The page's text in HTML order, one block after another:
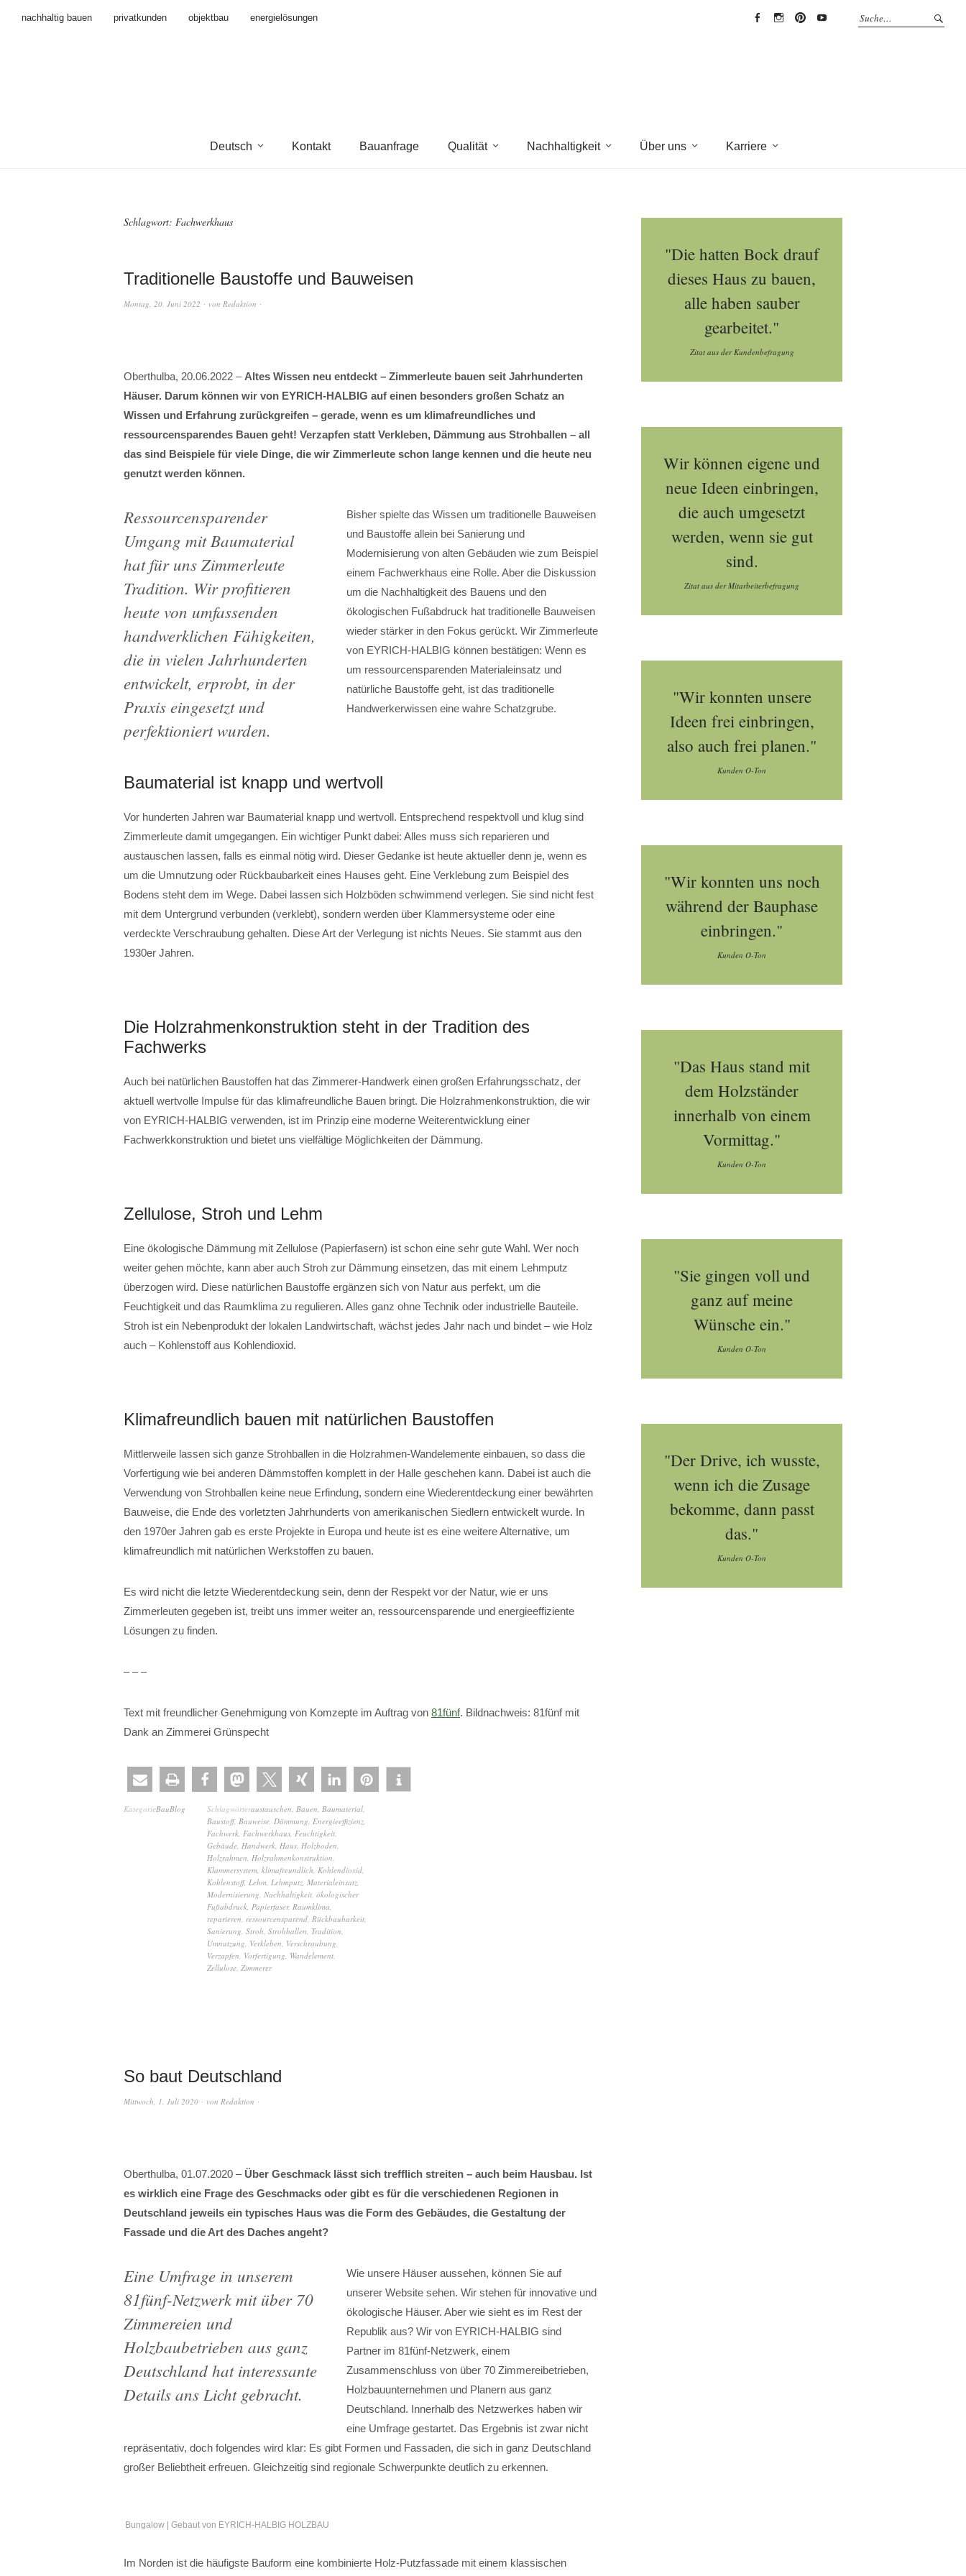
nachhaltig bauen privatkunden objektbau
energielösungen
Deutsch Kontakt Bauanfrage Qualität Nachhaltigkeit Über uns Karriere
Schlagwort: Fachwerkhaus
Traditionelle Baustoffe und Bauweisen
Montag, 20. Juni 2022 von Redaktion
Oberthulba, 20.06.2022 – Altes Wissen neu entdeckt – Zimmerleute bauen seit Jahrhunderten
Häuser. Darum können wir von EYRICH-HALBIG auf einen besonders großen Schatz an
Wissen und Erfahrung zurückgreifen – gerade, wenn es um klimafreundliches und
ressourcensparendes Bauen geht! Verzapfen statt Verkleben, Dämmung aus Strohballen – all
das sind Beispiele für viele Dinge, die wir Zimmerleute schon lange kennen und die heute neu
genutzt werden können.
Ressourcensparender
Umgang mit Baumaterial
hat für uns Zimmerleute
Tradition. Wir profitieren
heute von umfassenden
handwerklichen Fähigkeiten,
die in vielen Jahrhunderten
entwickelt, erprobt, in der
Praxis eingesetzt und
perfektioniert wurden.
Bisher spielte das Wissen um traditionelle Bauweisen
und Baustoffe allein bei Sanierung und
Modernisierung von alten Gebäuden wie zum Beispiel
einem Fachwerkhaus eine Rolle. Aber die Diskussion
um die Nachhaltigkeit des Bauens und den
ökologischen Fußabdruck hat traditionelle Bauweisen
wieder stärker in den Fokus gerückt. Wir Zimmerleute
von EYRICH-HALBIG können bestätigen: Wenn es
um ressourcensparenden Materialeinsatz und
natürliche Baustoffe geht, ist das traditionelle
Handwerkerwissen eine wahre Schatzgrube.
Baumaterial ist knapp und wertvoll
Vor hunderten Jahren war Baumaterial knapp und wertvoll. Entsprechend respektvoll und klug sind
Zimmerleute damit umgegangen. Ein wichtiger Punkt dabei: Alles muss sich reparieren und
austauschen lassen, falls es einmal nötig wird. Dieser Gedanke ist heute aktueller denn je, wenn es
um die Umnutzung oder Rückbaubarkeit eines Hauses geht. Eine Verklebung zum Beispiel des
Bodens steht dem im Wege. Dabei lassen sich Holzböden schwimmend verlegen. Sie sind nicht fest
mit dem Untergrund verbunden (verklebt), sondern werden über Klammersysteme oder eine
verdeckte Verschraubung gehalten. Diese Art der Verlegung ist nichts Neues. Sie stammt aus den
1930er Jahren.
Die Holzrahmenkonstruktion steht in der Tradition des
Fachwerks
Auch bei natürlichen Baustoffen hat das Zimmerer-Handwerk einen großen Erfahrungsschatz, der
aktuell wertvolle Impulse für das klimafreundliche Bauen bringt. Die Holzrahmenkonstruktion, die wir
von EYRICH-HALBIG verwenden, ist im Prinzip eine moderne Weiterentwicklung einer
Fachwerkkonstruktion und bietet uns vielfältige Möglichkeiten der Dämmung.
Zellulose, Stroh und Lehm
Eine ökologische Dämmung mit Zellulose (Papierfasern) ist schon eine sehr gute Wahl. Wer noch
weiter gehen möchte, kann aber auch Stroh zur Dämmung einsetzen, das mit einem Lehmputz
überzogen wird. Diese natürlichen Baustoffe ergänzen sich von Natur aus perfekt, um die
Feuchtigkeit und das Raumklima zu regulieren. Alles ganz ohne Technik oder industrielle Bauteile.
Stroh ist ein Nebenprodukt der lokalen Landwirtschaft, wächst jedes Jahr nach und bindet – wie Holz
auch – Kohlenstoff aus Kohlendioxid.
Klimafreundlich bauen mit natürlichen Baustoffen
Mittlerweile lassen sich ganze Strohballen in die Holzrahmen-Wandelemente einbauen, so dass die
Vorfertigung wie bei anderen Dämmstoffen komplett in der Halle geschehen kann. Dabei ist auch die
Verwendung von Strohballen keine neue Erfindung, sondern eine Wiederentdeckung einer bewährten
Bauweise, die Ende des vorletzten Jahrhunderts von amerikanischen Siedlern entwickelt wurde. In
den 1970er Jahren gab es erste Projekte in Europa und heute ist es eine weitere Alternative, um
klimafreundlich mit natürlichen Werkstoffen zu bauen.
Es wird nicht die letzte Wiederentdeckung sein, denn der Respekt vor der Natur, wie er uns
Zimmerleuten gegeben ist, treibt uns immer weiter an, ressourcensparende und energieeffiziente
Lösungen zu finden.
– – –
Text mit freundlicher Genehmigung von Komzepte im Auftrag von 81fünf. Bildnachweis: 81fünf mit
Dank an Zimmerei Grünspecht
KategorieBauBlog Schlagwörteraustauschen Bauen Baumaterial
Baustoff, Bauweise Dämmung Energieeffizienz
Fachwerk Fachwerkhaus Feuchtigkeit
Gebäude Handwerk Haus Holzboden
Holzrahmen Holzrahmenkonstruktion
Klammersystem klimafreundlich Kohlendioxid
Kohlenstoff, Lehm Lehmputz Materialeinsatz
Modernisierung Nachhaltigkeit ökologischer
Fußabdruck Papierfaser, Raumklima
reparieren ressourcensparend Rückbaubarkeit
Sanierung Stroh Strohballen Tradition
Umnutzung Verkleben Verschraubung
Verzapfen Vorfertigung Wandelement
Zellulose Zimmerer
So baut Deutschland
Mittwoch, 1. Juli 2020 von Redaktion
Oberthulba, 01.07.2020 – Über Geschmack lässt sich trefflich streiten – auch beim Hausbau. Ist
es wirklich eine Frage des Geschmacks oder gibt es für die verschiedenen Regionen in
Deutschland jeweils ein typisches Haus was die Form des Gebäudes, die Gestaltung der
Fassade und die Art des Daches angeht?
Eine Umfrage in unserem
81fünf-Netzwerk mit über 70
Zimmereien und
Holzbaubetrieben aus ganz
Deutschland hat interessante
Details ans Licht gebracht.
Wie unsere Häuser aussehen, können Sie auf
unserer Website sehen. Wir stehen für innovative und
ökologische Häuser. Aber wie sieht es im Rest der
Republik aus? Wir von EYRICH-HALBIG sind
Partner im 81fünf-Netzwerk, einem
Zusammenschluss von über 70 Zimmereibetrieben,
Holzbauunternehmen und Planern aus ganz
Deutschland. Innerhalb des Netzwerkes haben wir
eine Umfrage gestartet. Das Ergebnis ist zwar nicht
repräsentativ, doch folgendes wird klar: Es gibt Formen und Fassaden, die sich in ganz Deutschland
großer Beliebtheit erfreuen. Gleichzeitig sind regionale Schwerpunkte deutlich zu erkennen.
Bungalow | Gebaut von EYRICH-HALBIG HOLZBAU
Im Norden ist die häufigste Bauform eine kombinierte Holz-Putzfassade mit einem klassischen
"Die hatten Bock drauf
dieses Haus zu bauen,
alle haben sauber
gearbeitet."
Zitat aus der Kundenbefragung
Wir können eigene und
neue Ideen einbringen,
die auch umgesetzt
werden, wenn sie gut
sind.
Zitat aus der Mitarbeiterbefragung
"Wir konnten unsere
Ideen frei einbringen,
also auch frei planen."
Kunden O-Ton
"Wir konnten uns noch
während der Bauphase
einbringen."
Kunden O-Ton
"Das Haus stand mit
dem Holzständer
innerhalb von einem
Vormittag."
Kunden O-Ton
"Sie gingen voll und
ganz auf meine
Wünsche ein."
Kunden O-Ton
"Der Drive, ich wusste,
wenn ich die Zusage
bekomme, dann passt
das."
Kunden O-Ton